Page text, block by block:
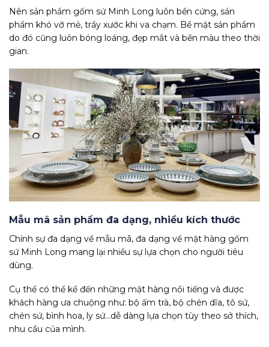
Nên sản phẩm gốm sứ Minh Long luôn bền cứng, sản
phẩm khó vỡ mẻ, trầy xước khi va chạm. Bề mặt sản phẩm
do đó cũng luôn bóng loáng, đẹp mắt và bền màu theo thời
gian.
Mẫu mã sản phẩm đa dạng, nhiều kích thước
Chính sự đa dạng về mẫu mã, đa dạng về mặt hàng gốm
sứ Minh Long mang lại nhiều sự lựa chọn cho người tiêu
dùng.
Cụ thể có thể kể đến những mặt hàng nổi tiếng và được
khách hàng ưa chuộng như: bộ ấm trà, bộ chén dĩa, tô sứ,
chén sứ, bình hoa, ly sứ…dễ dàng lựa chọn tùy theo sở thích,
nhu cầu của mình.